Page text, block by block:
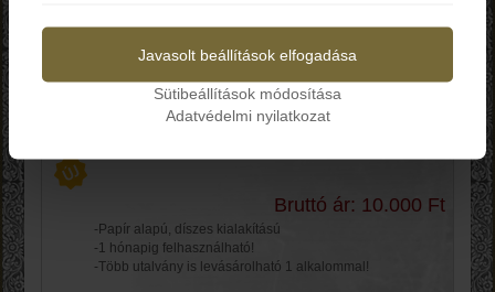
A találatok száma: 3
Késvilág Vásárlási
utalvány!
Bruttó ár: 10.000 Ft
-Papír alapú, díszes kialakítású
-1 hónapig felhasználható!
-Több utalvány is levásárolható 1 alkalommal!
Javasolt beállítások elfogadása
Sütibeállítások módosítása
Adatvédelmi nyilatkozat